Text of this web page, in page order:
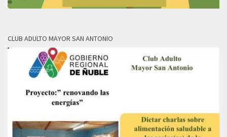
CLUB ADULTO MAYOR SAN ANTONIO